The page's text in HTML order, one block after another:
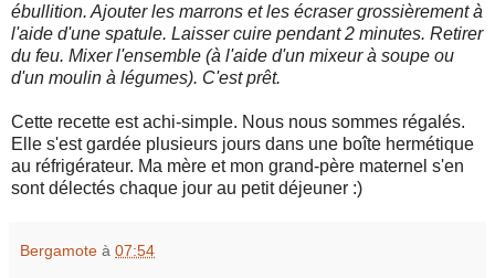
ébullition. Ajouter les marrons et les écraser grossièrement à
l'aide d'une spatule. Laisser cuire pendant 2 minutes. Retirer
du feu. Mixer l'ensemble (à l'aide d'un mixeur à soupe ou
d'un moulin à légumes). C'est prêt.
Cette recette est achi-simple. Nous nous sommes régalés.
Elle s'est gardée plusieurs jours dans une boîte hermétique
au réfrigérateur. Ma mère et mon grand-père maternel s'en
sont délectés chaque jour au petit déjeuner :)
Bergamote à 07:54